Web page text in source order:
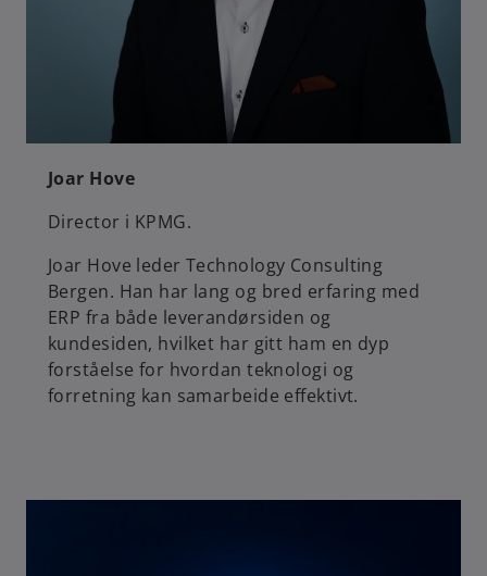
Joar Hove
Director i KPMG.
Joar Hove leder Technology Consulting
Bergen. Han har lang og bred erfaring med
ERP fra både leverandørsiden og
kundesiden, hvilket har gitt ham en dyp
forståelse for hvordan teknologi og
forretning kan samarbeide effektivt.